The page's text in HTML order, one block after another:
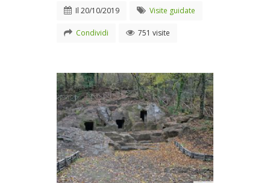
Il 20/10/2019 Visite guidate
Condividi 751 visite